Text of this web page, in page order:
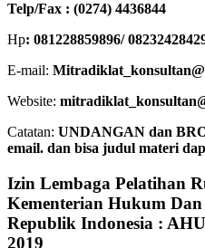
Telp/Fax : (0274) 4436844
Hp: 081228859896/
E-mail:
Website:
Catatan: UNDANGAN dan
email. dan bisa judul materi
Izin Lembaga Pelatihan
Kementerian Hukum
Republik Indonesia :
2019